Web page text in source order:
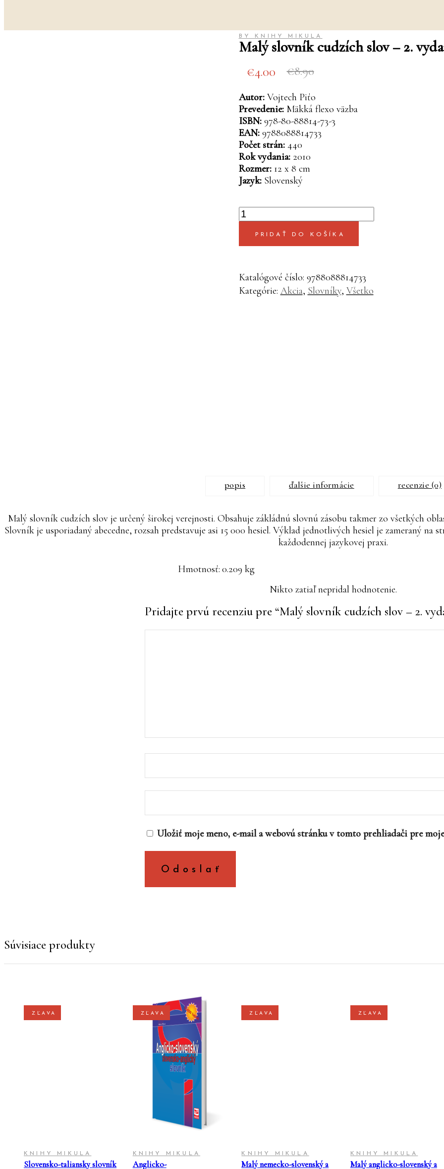
BY KNIHY MIKULA
Malý slovník cudzích slov – 2.
8.90
Original
price
was:
€8.90.
4.00
Current
price
is:
€4.00.
Autor: Vojtech Piťo
Prevedenie:Mäkká flexo väzba
ISBN:978-80-88814-73-3
EAN:9788088814733
Počet strán: 440
Rok vydania:2010
Rozmer:12 x 8 cm
Jazyk:Slovenský
množstvo
Malý
slovník
cudzích
-
2.
vydanie
PRIDAŤ DO KOŠÍKA
Katalógové číslo: 9788088814733
Kategórie: Akcia, Slovníky, Všetko
popis ďalšie informácie recenzie (0)
Malý slovník cudzích slov je určený širokej verejnosti. Obsahuje zákládnú slovnú zásobu takmer zo všetkých
Slovník je usporiadaný abecedne, rozsah predstavuje asi 15 000 hesiel. Výklad jednotlivých hesiel je zameraný
každodennej jazykovej praxi.
Hmotnosť 0.209 kg
Nikto zatiaľ nepridal hodnotenie.
Pridajte prvú recenziu pre “Malý slovník cudzích slov – 2.
Uložiť moje meno, e-mail a webovú stránku v tomto prehliadači pre
Súvisiace produkty
ZĽAVA
KNIHY MIKULA
Slovensko-taliansky slovník
ZĽAVA
PRIDAŤ DO
KOŠÍKA
KNIHY MIKULA
Anglicko-
ZĽAVA
KNIHY MIKULA
Malý nemecko-slovenský a
ZĽAVA
KNIHY MIKULA
Malý anglicko-slovenský a